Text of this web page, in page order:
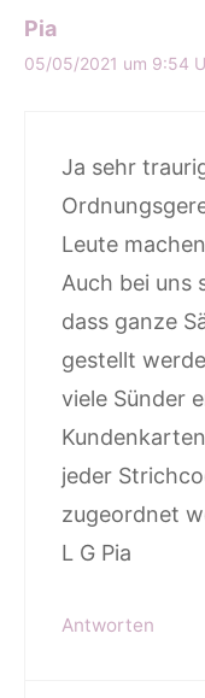
Pia
05/05/2021 um 9:54
Ja sehr
Leute
Auch bei uns
dass ganze
gestellt
viele Sünder
jeder
zugeordnet
L G Pia
Antworten